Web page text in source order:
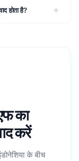
होता है?
का
करें
के बीच